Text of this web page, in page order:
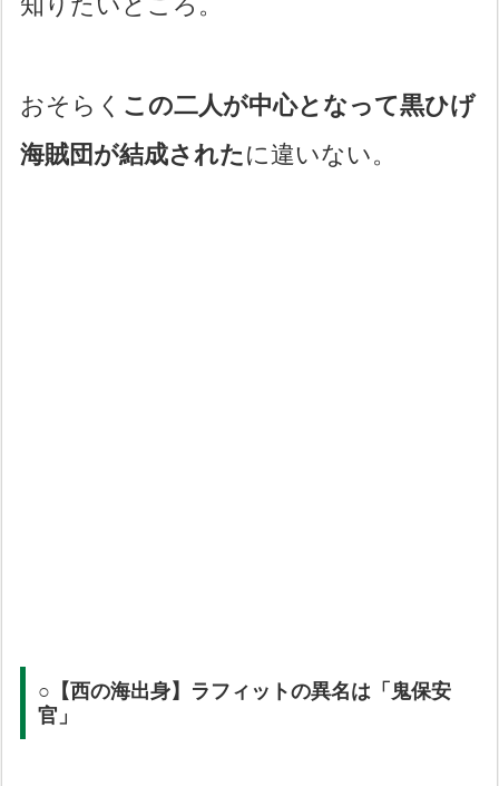
おそらく この二人が中心となって黒ひげ
海賊団が結成された に違いない。
○【西の海出身】ラフィットの異名は「鬼保安
官」